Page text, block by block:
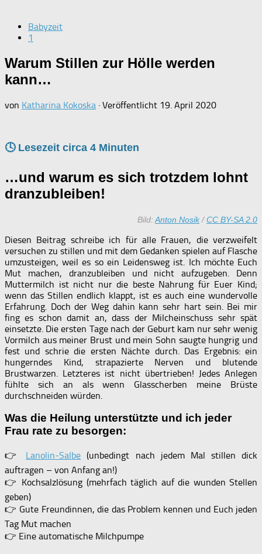
Babyzeit
1
Warum Stillen zur Hölle werden
kann…
von Katharina Kokoska · Veröffentlicht 19. April 2020
🕓 Lesezeit circa 4 Minuten
…und warum es sich trotzdem lohnt
dranzubleiben!
Bild: Anton Nosik/ CC BY-SA 2.0
Diesen Beitrag schreibe ich für alle Frauen, die verzweifelt
versuchen zu stillen und mit dem Gedanken spielen auf Flasche
umzusteigen, weil es so ein Leidensweg ist. Ich möchte Euch
Mut machen, dranzubleiben und nicht aufzugeben. Denn
Muttermilch ist nicht nur die beste Nahrung für Euer Kind;
wenn das Stillen endlich klappt, ist es auch eine wundervolle
Erfahrung. Doch der Weg dahin kann sehr hart sein. Bei mir
fing es schon damit an, dass der Milcheinschuss sehr spät
einsetzte. Die ersten Tage nach der Geburt kam nur sehr wenig
Vormilch aus meiner Brust und mein Sohn saugte hungrig und
fest und schrie die ersten Nächte durch. Das Ergebnis: ein
hungerndes Kind, strapazierte Nerven und blutende
Brustwarzen. Letzteres ist nicht übertrieben! Jedes Anlegen
fühlte sich an als wenn Glasscherben meine Brüste
durchschneiden würden.
Was die Heilung unterstützte und ich jeder
Frau rate zu besorgen:
👉 Lanolin-Salbe (unbedingt nach jedem Mal stillen dick
auftragen – von Anfang an!)
👉 Kochsalzlösung (mehrfach täglich auf die wunden Stellen
geben)
👉 Gute Freundinnen, die das Problem kennen und Euch jeden
Tag Mut machen
👉 Eine automatische Milchpumpe